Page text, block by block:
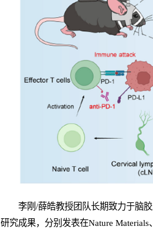
李刚/薛皓教授团队长期致力于脑
研究成果，分别发表在Nature Materials